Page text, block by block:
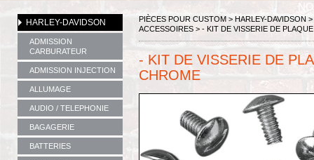
HARLEY-DAVIDSON
ADMISSION
CARBURATEUR
ADMISSION INJECTION
ALLUMAGE
AUDIO / TELEPHONIE
BAGAGERIE
BATTERIES
PIÈCES POUR CUSTOM > HARLEY-DAVIDSON >
ACCESSOIRES > - KIT DE VISSERIE DE
- KIT DE VISSERIE DE
CHROME